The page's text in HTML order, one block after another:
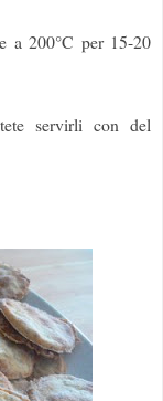
a 200°C per 15-20
servirli con del